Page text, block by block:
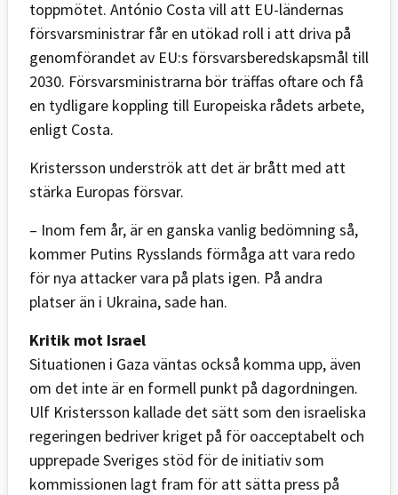
toppmötet. António Costa vill att EU-ländernas
försvarsministrar får en utökad roll i att driva på
genomförandet av EU:s försvarsberedskapsmål till
2030. Försvarsministrarna bör träffas oftare och få
en tydligare koppling till Europeiska rådets arbete,
enligt Costa.
Kristersson underströk att det är brått med att
stärka Europas försvar.
– Inom fem år, är en ganska vanlig bedömning så,
kommer Putins Rysslands förmåga att vara redo
för nya attacker vara på plats igen. På andra
platser än i Ukraina, sade han.
Kritik mot Israel
Situationen i Gaza väntas också komma upp, även
om det inte är en formell punkt på dagordningen.
Ulf Kristersson kallade det sätt som den israeliska
regeringen bedriver kriget på för oacceptabelt och
upprepade Sveriges stöd för de initiativ som
kommissionen lagt fram för att sätta press på